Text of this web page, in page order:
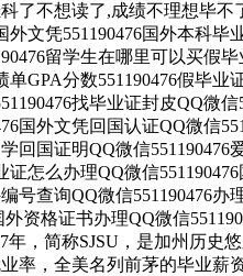
了不想读了,成绩不理想毕不
外文凭551190476国外本科
留学生在哪里可以买假
单GPA分数551190476假毕
找毕业证封皮QQ微
国外文凭回国认证QQ微信
回国证明QQ微信
证怎么办理QQ微信
号查询QQ微信551190476
资格证书办理QQ微信
年，简称SJSU，是加州历史
率，全美名列前茅的毕业薪